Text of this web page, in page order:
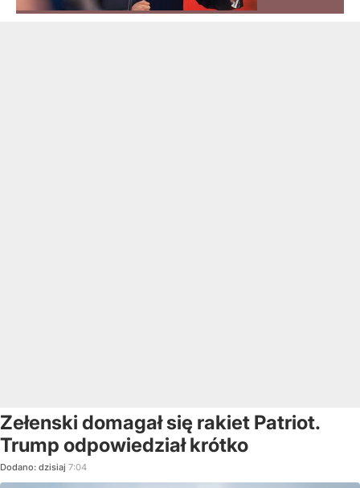
Zełenski domagał się rakiet Patriot.
Trump odpowiedział krótko
Dodano: dzisiaj 7:04